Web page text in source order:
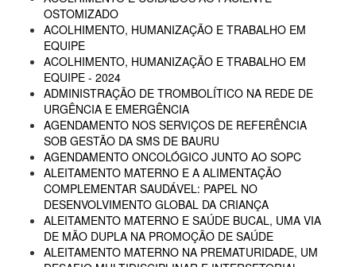
OSTOMIZADO
ACOLHIMENTO, HUMANIZAÇÃO E TRABALHO EM
EQUIPE
ACOLHIMENTO, HUMANIZAÇÃO E TRABALHO EM
EQUIPE - 2024
ADMINISTRAÇÃO DE TROMBOLÍTICO NA REDE DE
URGÊNCIA E EMERGÊNCIA
AGENDAMENTO NOS SERVIÇOS DE REFERÊNCIA
SOB GESTÃO DA SMS DE BAURU
AGENDAMENTO ONCOLÓGICO JUNTO AO SOPC
ALEITAMENTO MATERNO E A ALIMENTAÇÃO
COMPLEMENTAR SAUDÁVEL: PAPEL NO
DESENVOLVIMENTO GLOBAL DA CRIANÇA
ALEITAMENTO MATERNO E SAÚDE BUCAL, UMA VIA
DE MÃO DUPLA NA PROMOÇÃO DE SAÚDE
ALEITAMENTO MATERNO NA PREMATURIDADE, UM